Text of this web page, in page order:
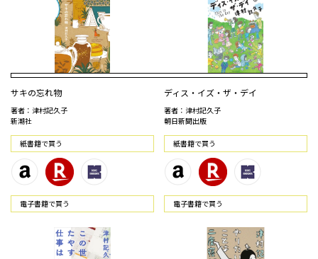
サキの忘れ物
著者：津村記久子
新潮社
紙書籍で買う
電⼦書籍で買う
ディス・イズ・ザ・デイ
著者：津村記久子
朝日新聞出版
紙書籍で買う
電⼦書籍で買う